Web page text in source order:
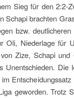
Sieg für den 2:2-
Schapi brachten
bzw.
Oli, Niederlage für
Zize, Schapi
Unentschieden.
geworden. Trotz